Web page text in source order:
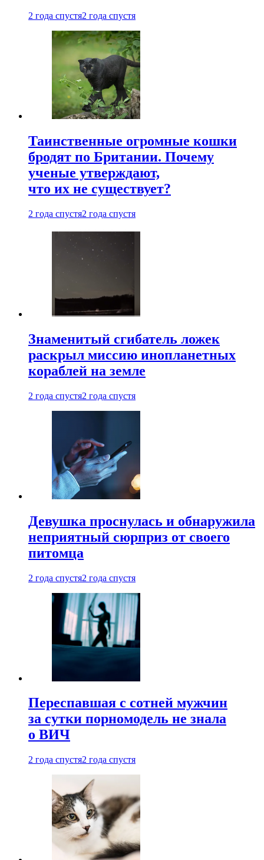
2 года спустя2 года спустя
Таинственные огромные кошки
бродят по Британии. Почему
ученые утверждают,
что их не существует?
2 года спустя2 года спустя
Знаменитый сгибатель ложек
раскрыл миссию инопланетных
кораблей на земле
2 года спустя2 года спустя
Девушка проснулась и обнаружила
неприятный сюрприз от своего
питомца
2 года спустя2 года спустя
Переспавшая с сотней мужчин
за сутки порномодель не знала
о ВИЧ
2 года спустя2 года спустя